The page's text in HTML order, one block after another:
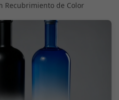
Recubrimiento de Color